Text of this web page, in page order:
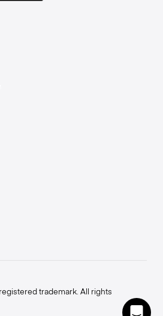
trademark. All rights